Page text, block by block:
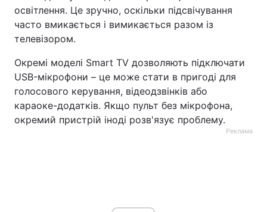
освітлення. Це зручно, оскільки підсвічування
часто вмикається і вимикається разом із
телевізором.
Окремі моделі Smart TV дозволяють підключати
USB-мікрофони – це може стати в пригоді для
голосового керування, відеодзвінків або
караоке-додатків. Якщо пульт без мікрофона,
окремий пристрій іноді розв'язує проблему.
Реклама